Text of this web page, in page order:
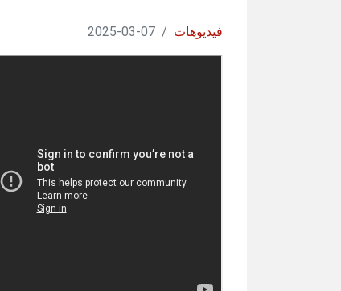
فيديوهات /
07-03-2025